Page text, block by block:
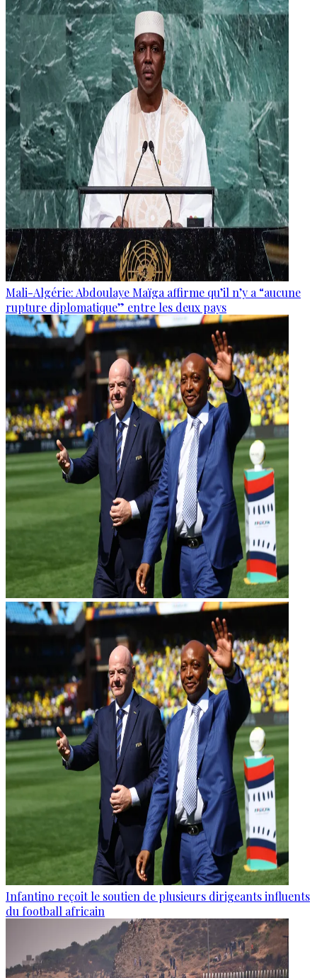
Mali-Algérie: Abdoulaye Maïga affirme qu’il n’y a “aucune
rupture diplomatique” entre les deux pays
Infantino reçoit le soutien de plusieurs dirigeants influents
du football africain